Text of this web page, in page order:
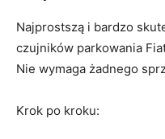
Najprostszą i bardzo
czujników parkowania
Nie wymaga żadnego
Krok po kroku: